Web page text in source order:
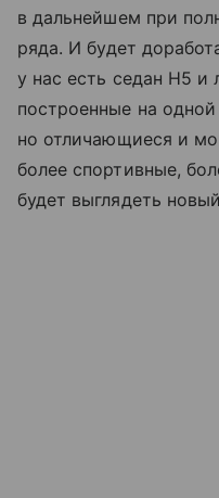
в дальнейшем при
ряда. И будет
у нас есть седан H5 и
построенные на
но отличающиеся и
более спортивные,
будет выглядеть